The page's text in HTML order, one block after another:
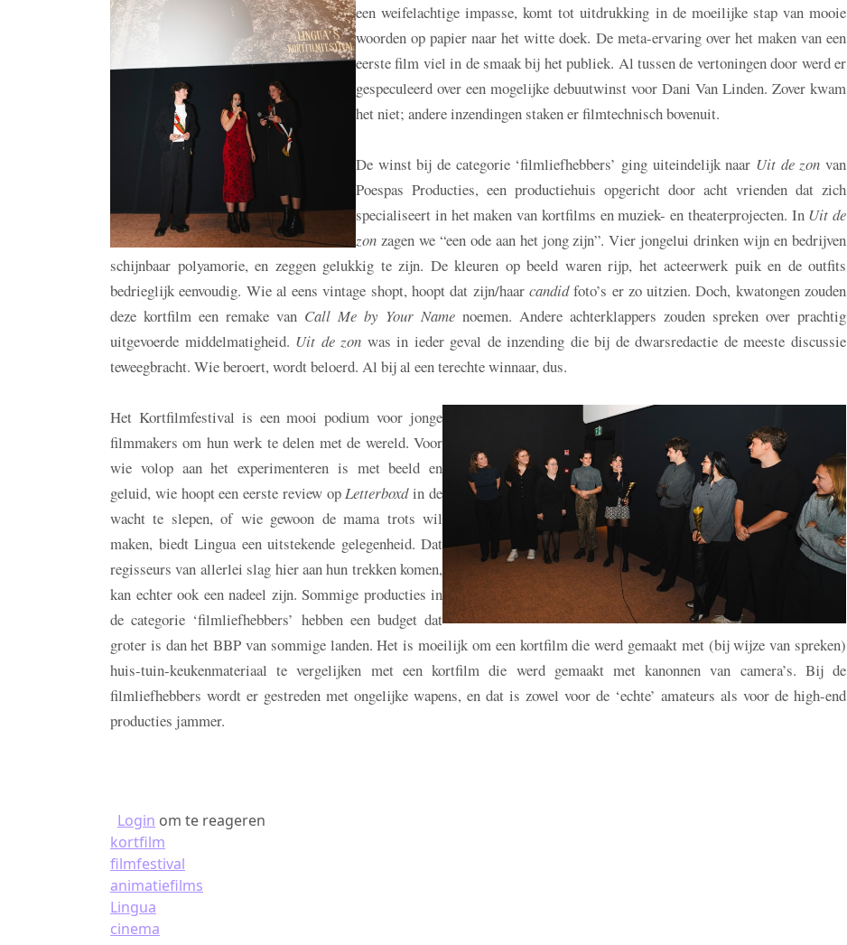
een weifelachtige impasse, komt tot uitdrukking in de moeilijke stap van mooie
woorden op papier naar het witte doek. De meta-ervaring over het maken van een
eerste film viel in de smaak bij het publiek. Al tussen de vertoningen door werd er
gespeculeerd over een mogelijke debuutwinst voor Dani Van Linden. Zover kwam
het niet; andere inzendingen staken er filmtechnisch bovenuit.
De winst bij de categorie ‘filmliefhebbers’ ging uiteindelijk naar Uit de zon van
Poespas Producties, een productiehuis opgericht door acht vrienden dat zich
specialiseert in het maken van kortfilms en muziek- en theaterprojecten. In Uit de
zon zagen we “een ode aan het jong zijn”. Vier jongelui drinken wijn en bedrijven
schijnbaar polyamorie, en zeggen gelukkig te zijn. De kleuren op beeld waren rijp, het acteerwerk puik en de outfits
bedrieglijk eenvoudig. Wie al eens vintage shopt, hoopt dat zijn/haar candidfoto’s er zo uitzien. Doch, kwatongen zouden
deze kortfilm een remake van Call Me by Your Namenoemen. Andere achterklappers zouden spreken over prachtig
uitgevoerde middelmatigheid. Uit de zon was in ieder geval de inzending die bij de dwarsredactie de meeste discussie
teweegbracht. Wie beroert, wordt beloerd. Al bij al een terechte winnaar, dus.
Het Kortfilmfestival is een mooi podium voor jonge
filmmakers om hun werk te delen met de wereld. Voor
wie volop aan het experimenteren is met beeld en
geluid, wie hoopt een eerste review opLetterboxdin de
wacht te slepen, of wie gewoon de mama trots wil
maken, biedt Lingua een uitstekende gelegenheid. Dat
regisseurs van allerlei slag hier aan hun trekken komen,
kan echter ook een nadeel zijn. Sommige producties in
de categorie ‘filmliefhebbers’ hebben een budget dat
groter is dan het BBP van sommige landen. Het is moeilijk om een kortfilm die werd gemaakt met (bij wijze van spreken)
huis-tuin-keukenmateriaal te vergelijken met een kortfilm die werd gemaakt met kanonnen van camera’s. Bij de
filmliefhebbers wordt er gestreden met ongelijke wapens, en dat is zowel voor de ‘echte’ amateurs als voor de high-end
producties jammer.
Login om te reageren
kortfilm
filmfestival
animatiefilms
Lingua
cinema